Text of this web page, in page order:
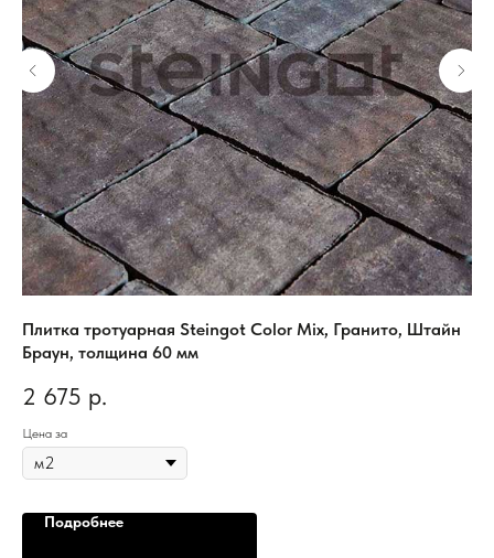
Плитка тротуарная Steingot Color Mix, Гранито, Штайн
Браун, толщина 60 мм
2 675 р.
Цена за
Подробнее